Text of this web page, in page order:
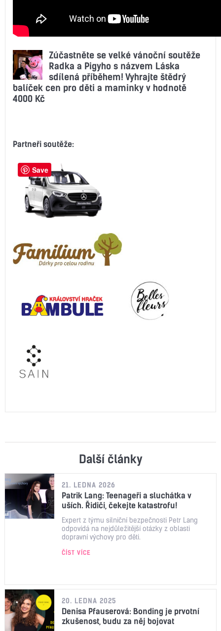
Zúčastněte se velké vánoční soutěže
Radka a Pigyho s názvem Láska
sdílená příběhem! Vyhrajte štědrý
balíček cen pro děti a maminky v hodnotě
4000 Kč
Partneři soutěže:
Další články
21. LEDNA 2026
Patrik Lang: Teenageři a sluchátka v
uších. Řidiči, čekejte katastrofu!
Expert z týmu silniční bezpečnosti Petr Lang
odpovídá na nejdůležitější otázky z oblasti
dopravní výchovy pro děti.
ČÍST VÍCE
20. LEDNA 2025
Denisa Pfauserová: Bonding je prvotní
zkušenost, budu za něj bojovat
Save